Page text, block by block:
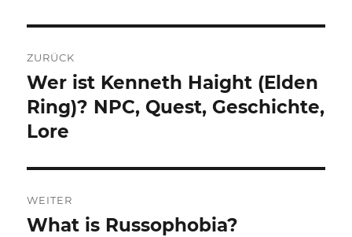
ZURÜCK
Vorheriger
Beitrag:
Wer ist Kenneth Haight (Elden
Ring)? NPC, Quest, Geschichte,
Lore
WEITER
Nächster
What is Russophobia?